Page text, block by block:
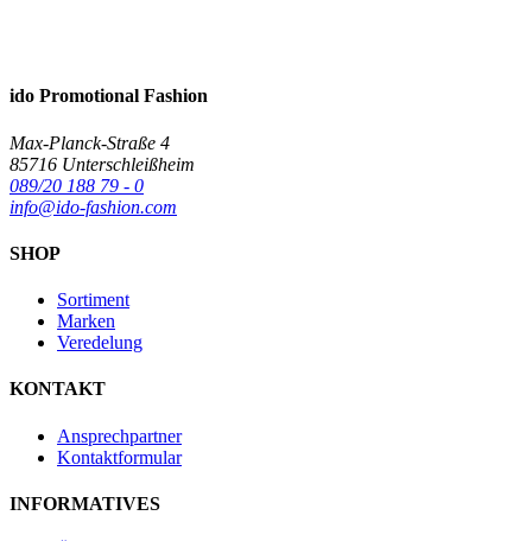
ido Promotional Fashion
Max-Planck-Straße 4
85716 Unterschleißheim
089/20 188 79 - 0
info@ido-fashion.com
SHOP
Sortiment
Marken
Veredelung
KONTAKT
Ansprechpartner
Kontaktformular
INFORMATIVES